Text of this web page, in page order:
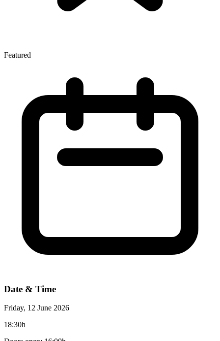
Featured
Date & Time
Friday, 12 June 2026
18:30h